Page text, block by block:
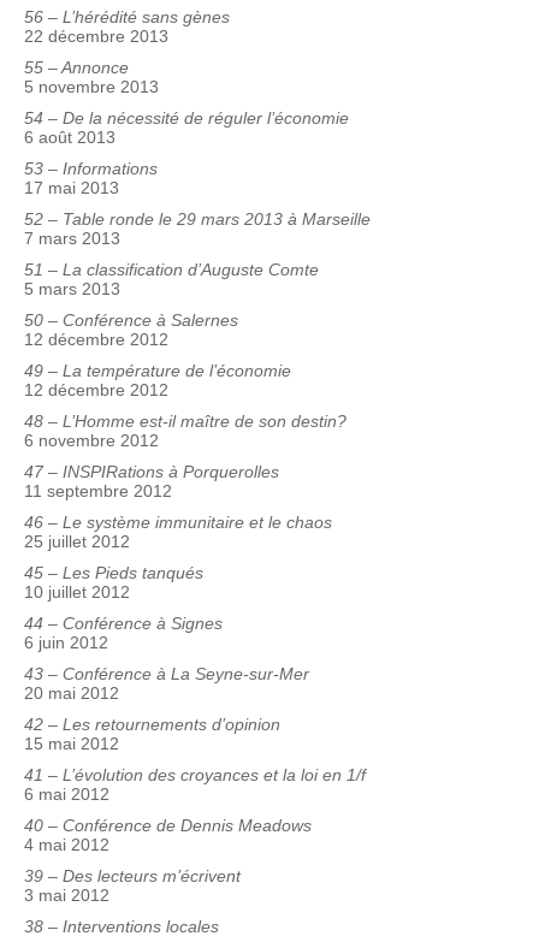
56 – L’hérédité sans gènes
22 décembre 2013
55 – Annonce
5 novembre 2013
54 – De la nécessité de réguler l’économie
6 août 2013
53 – Informations
17 mai 2013
52 – Table ronde le 29 mars 2013 à Marseille
7 mars 2013
51 – La classification d’Auguste Comte
5 mars 2013
50 – Conférence à Salernes
12 décembre 2012
49 – La température de l’économie
12 décembre 2012
48 – L’Homme est-il maître de son destin?
6 novembre 2012
47 – INSPIRations à Porquerolles
11 septembre 2012
46 – Le système immunitaire et le chaos
25 juillet 2012
45 – Les Pieds tanqués
10 juillet 2012
44 – Conférence à Signes
6 juin 2012
43 – Conférence à La Seyne-sur-Mer
20 mai 2012
42 – Les retournements d’opinion
15 mai 2012
41 – L’évolution des croyances et la loi en 1/f
6 mai 2012
40 – Conférence de Dennis Meadows
4 mai 2012
39 – Des lecteurs m’écrivent
3 mai 2012
38 – Interventions locales